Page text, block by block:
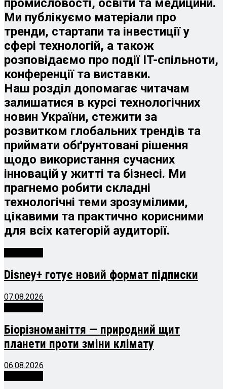
промисловості, освіти та медицини.
Ми публікуємо матеріали про
тренди, стартапи та інвестиції у
сфері технологій, а також
розповідаємо про події IT-спільноти,
конференції та виставки.
Наш розділ допомагає читачам
залишатися в курсі технологічних
новин України, стежити за
розвитком глобальних трендів та
приймати обґрунтовані рішення
щодо використання сучасних
інновацій у житті та бізнесі. Ми
прагнемо робити складні
технологічні теми зрозумілими,
цікавими та практично корисними
для всіх категорій аудиторії.
Disney+ готує новий формат підписки
07.08.2026
Біорізноманіття — природний щит
планети проти зміни клімату
06.08.2026